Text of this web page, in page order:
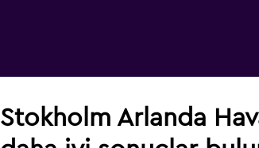
Stokholm Arlanda